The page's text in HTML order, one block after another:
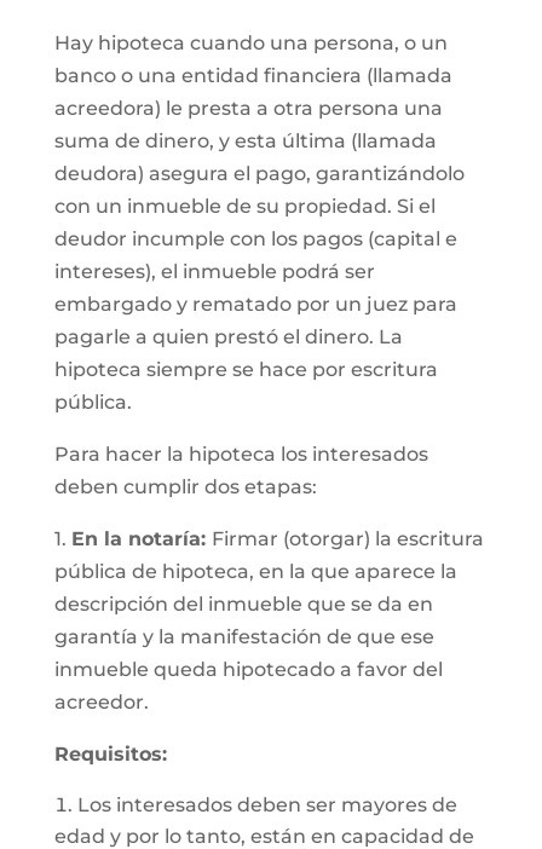
Hay hipoteca cuando una persona, o un
banco o una entidad financiera (llamada
acreedora) le presta a otra persona una
suma de dinero, y esta última (llamada
deudora) asegura el pago, garantizándolo
con un inmueble de su propiedad. Si el
deudor incumple con los pagos (capital e
intereses), el inmueble podrá ser
embargado y rematado por un juez para
pagarle a quien prestó el dinero. La
hipoteca siempre se hace por escritura
pública.
Para hacer la hipoteca los interesados
deben cumplir dos etapas:
1. En la notaría: Firmar (otorgar) la escritura
pública de hipoteca, en la que aparece la
descripción del inmueble que se da en
garantía y la manifestación de que ese
inmueble queda hipotecado a favor del
acreedor.
Requisitos:
Los interesados deben ser mayores de
edad y por lo tanto, están en capacidad de